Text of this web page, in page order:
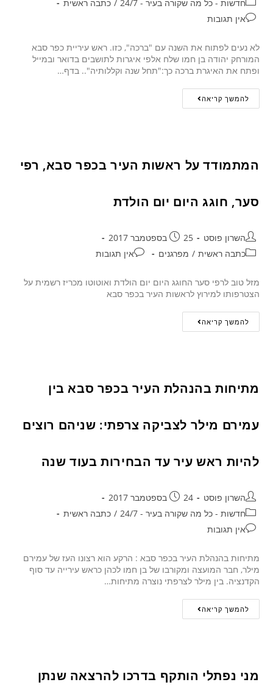
חדשות - כל מה שקורה בעיר - 24/7 / כתבה ראשית
אין תגובות
לא נעים לפתוח את השנה עם "ברכה", כזו. ראש עיריית כפר סבא
המורחק יהודה בן חמו שלח אלפי איגרות לתושבים בדואר ובמייל
ופתח את האיגרת ברכה כך:"תחל שנה וקללותיה".. בדף…
להמשך קריאה
המתמודד על ראשות העיר בכפר סבא, רפי
סער, חוגג היום יום הולדת
השרון פוסט
25 בספטמבר 2017
כתבה ראשית / מפרגנים אין תגובות
מזל טוב לרפי סער החוגג היום יום הולדת ואוטוטו מכריז רשמית על
הצטרפותו למירוץ לראשות העיר בכפר סבא
להמשך קריאה
מתיחות בהנהלת העיר בכפר סבא בין
עמירם מילר לצביקה צרפתי: שניהם רוצים
להיות ראש עיר עד הבחירות בעוד שנה
השרון פוסט
24 בספטמבר 2017
חדשות - כל מה שקורה בעיר - 24/7
/ כתבה ראשית
אין תגובות
מתיחות בהנהלת העיר בכפר סבא : הרקע הוא רצונו העז של עמירם
מילר, חבר המועצה ומקורבו של בן חמו לכהן כראש עירייה עד סוף
הקדנציה. בין מילר לצרפתי נוצרה מתיחות…
להמשך קריאה
מני נפתלי הותקף בדרכו להרצאה שנתן